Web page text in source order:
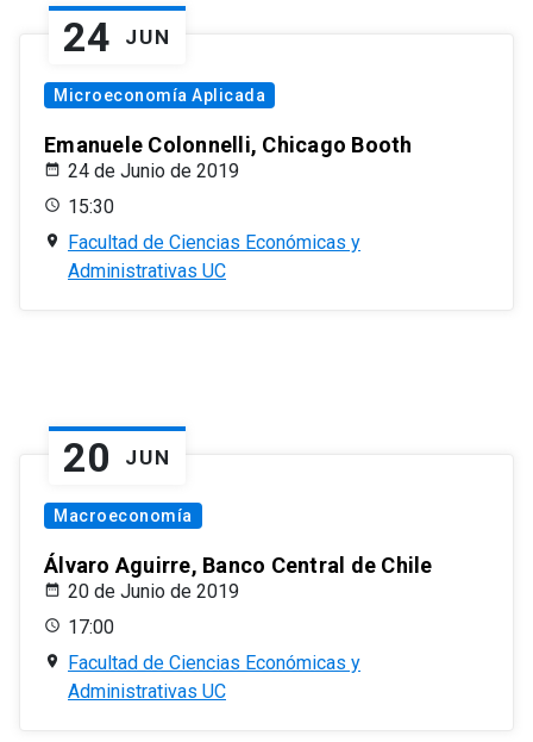
24 JUN
Microeconomía Aplicada
Emanuele Colonnelli, Chicago Booth
24 de Junio de 2019
15:30
Facultad de Ciencias Económicas y
Administrativas UC
20 JUN
Macroeconomía
Álvaro Aguirre, Banco Central de Chile
20 de Junio de 2019
17:00
Facultad de Ciencias Económicas y
Administrativas UC